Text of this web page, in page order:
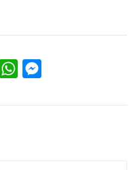
LinkedIn
WhatsApp